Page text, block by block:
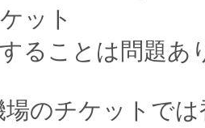
ット
ることは問題あ
場のチケットで